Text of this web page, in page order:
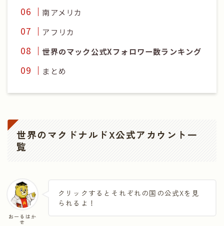
南アメリカ
アフリカ
世界のマック公式Xフォロワー数ランキング
まとめ
世界のマクドナルドX公式アカウント一
覧
おーるはか
せ
クリックするとそれぞれの国の公式Xを見
られるよ！